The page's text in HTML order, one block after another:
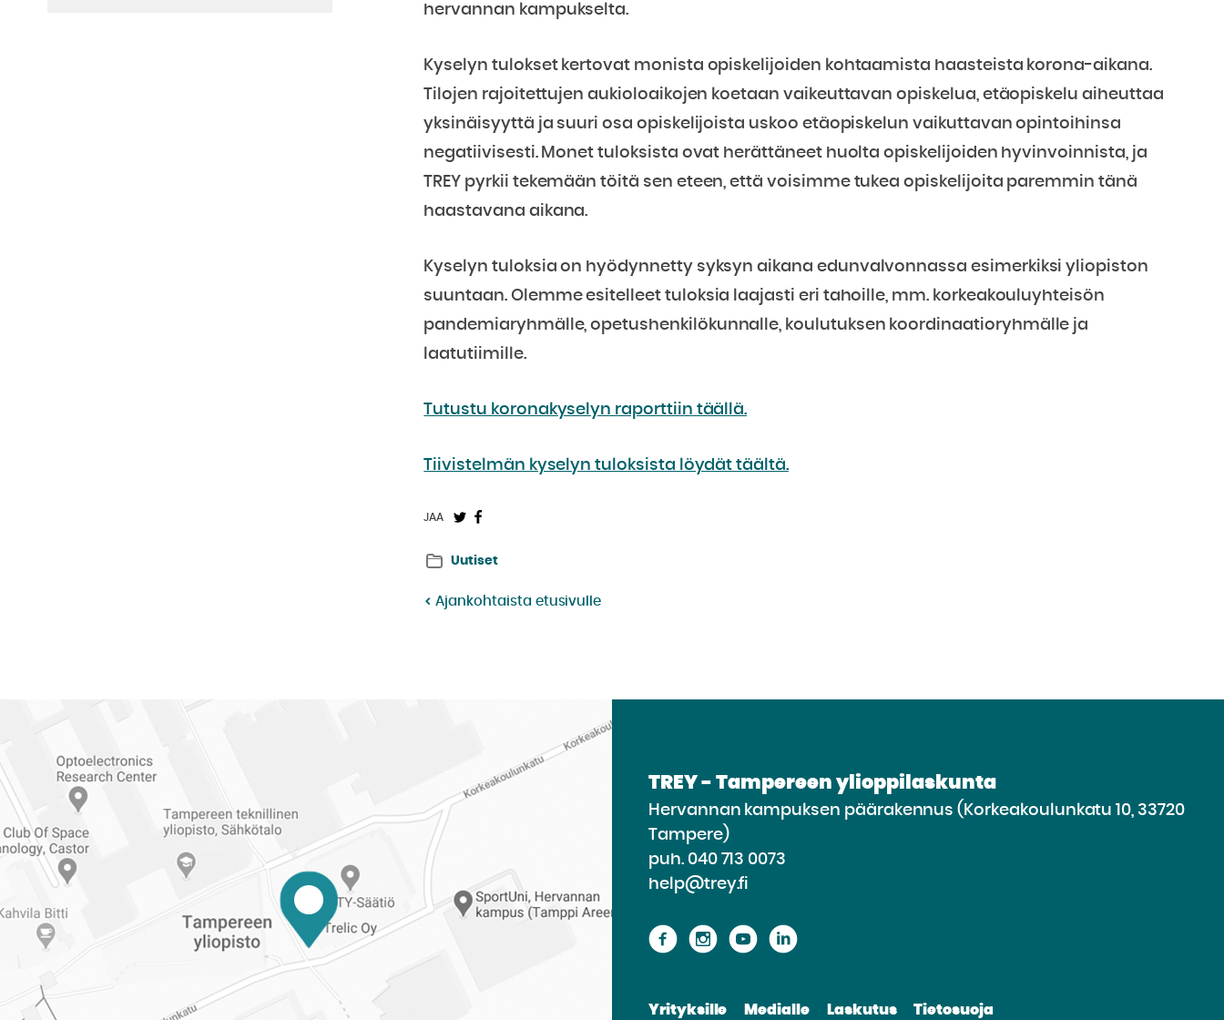
hervannan kampukselta.
Kyselyn tulokset kertovat monista opiskelijoiden kohtaamista haasteista korona-aikana.
Tilojen rajoitettujen aukioloaikojen koetaan vaikeuttavan opiskelua, etäopiskelu aiheuttaa
yksinäisyyttä ja suuri osa opiskelijoista uskoo etäopiskelun vaikuttavan opintoihinsa
negatiivisesti. Monet tuloksista ovat herättäneet huolta opiskelijoiden hyvinvoinnista, ja
TREY pyrkii tekemään töitä sen eteen, että voisimme tukea opiskelijoita paremmin tänä
haastavana aikana.
Kyselyn tuloksia on hyödynnetty syksyn aikana edunvalvonnassa esimerkiksi yliopiston
suuntaan. Olemme esitelleet tuloksia laajasti eri tahoille, mm. korkeakouluyhteisön
pandemiaryhmälle, opetushenkilökunnalle, koulutuksen koordinaatioryhmälle ja
laatutiimille.
Tutustu koronakyselyn raporttiin täällä.
Tiivistelmän kyselyn tuloksista löydät täältä.
JAA
JaaJaa
Uutiset
Ajankohtaista etusivulle
TREY - Tampereen ylioppilaskunta
Hervannan kampuksen päärakennus (Korkeakoulunkatu 10, 33720
Tampere)
puh. 040 713 0073
help@trey.fi
SiirrySiirrySiirrySiirry
Yrityksille Medialle Laskutus Tietosuoja
Tampereen